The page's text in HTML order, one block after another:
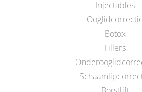
Injectables
Botox
Fillers